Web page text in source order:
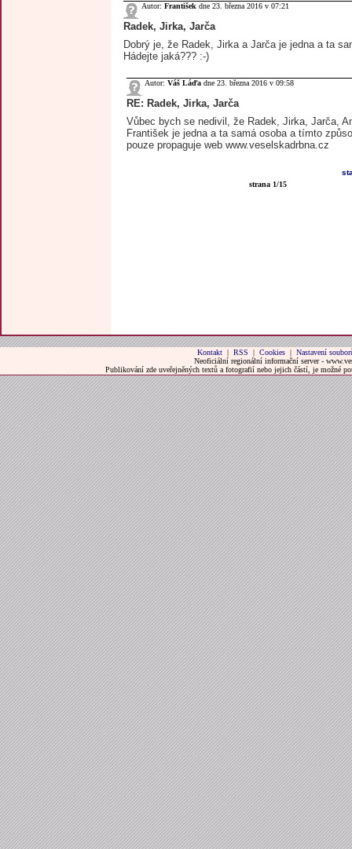
Autor: František dne 23. března 2016 v 07:21
Radek, Jirka, Jarča
Dobrý je, že Radek, Jirka a Jarča je jedna a ta
Hádejte jaká??? :-)
Autor: Váš Láďa dne 23. března 2016 v 09:58
RE: Radek, Jirka, Jarča
Vůbec bych se nedivil, že Radek, Jirka, Jarča,
František je jedna a ta samá osoba a tímto
pouze propaguje web www.veselskadrbna.cz
strana 1/15
Kontakt| RSS | Cookies| Nastavení
Neoficiální regionální informační server -
Publikování zde uveřejněných textů a fotografií nebo jejich částí, je možné